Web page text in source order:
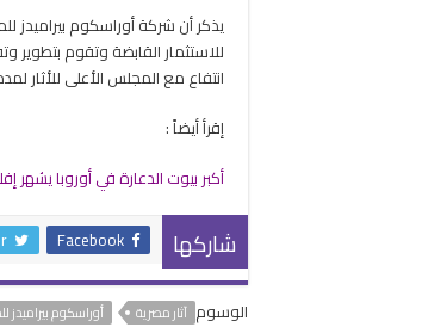
يذكر أن شركة أوراسكوم
للاستثمار القابضة وتقوم بتطوير
انتفاع مع المجلس الأعلى للأثار
إقرأ أيضاً :
أكبر بيوت الدعارة في أوروبا يشهر
شاركها Facebook
الوسوم آثار مصرية أوراسكوم بيراميدز